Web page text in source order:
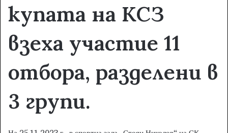
купата на КСЗ
взеха участие 11
отбора, разделени в
3 групи.